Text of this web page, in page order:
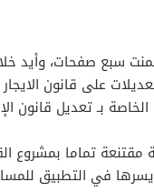
سبع صفحات، وأيد
على قانون
بـ تعديل قانون
مقتنعة تماما بمشروع
في التطبيق